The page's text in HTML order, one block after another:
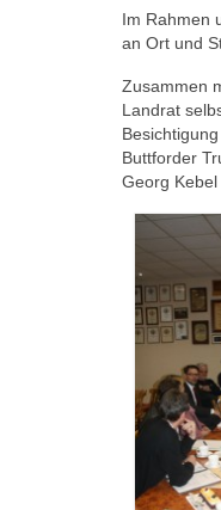
Im Rahmen
an Ort und
Zusammen
Landrat
Buttforder
Georg